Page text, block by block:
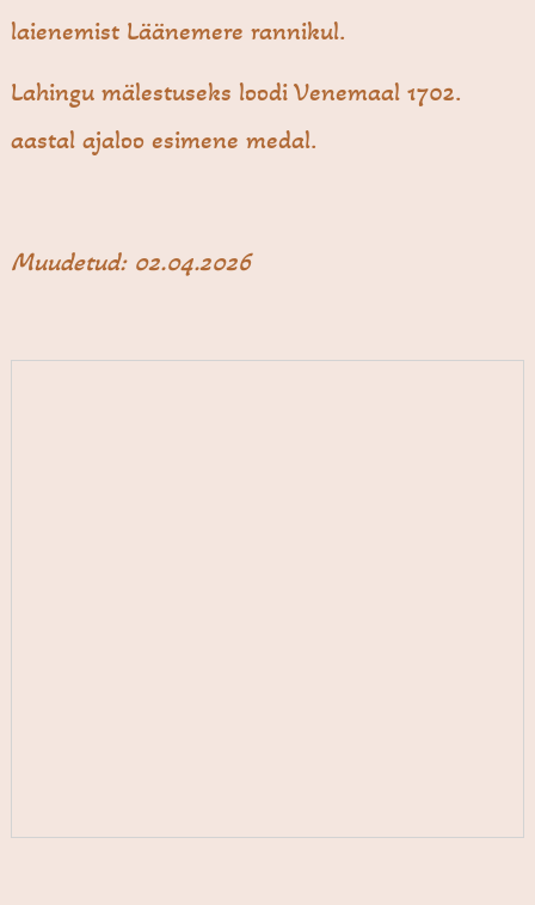
laienemist Läänemere rannikul.
Lahingu mälestuseks loodi Venemaal 1702.
aastal ajaloo esimene medal.
Muudetud: 02.04.2026